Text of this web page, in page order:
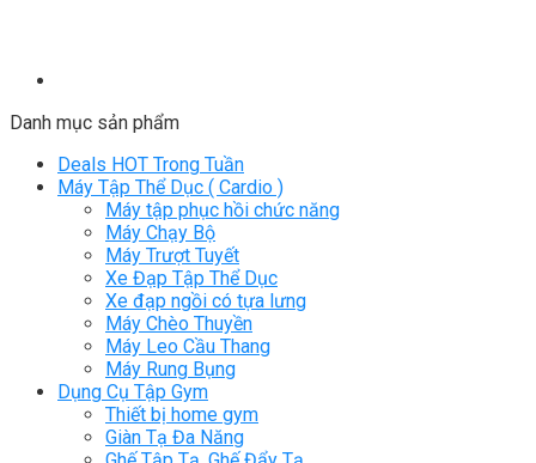
Danh mục sản phẩm
Deals HOT Trong Tuần
Máy Tập Thể Dục ( Cardio )
Máy tập phục hồi chức năng
Máy Chạy Bộ
Máy Trượt Tuyết
Xe Đạp Tập Thể Dục
Xe đạp ngồi có tựa lưng
Máy Chèo Thuyền
Máy Leo Cầu Thang
Máy Rung Bụng
Dụng Cụ Tập Gym
Thiết bị home gym
Giàn Tạ Đa Năng